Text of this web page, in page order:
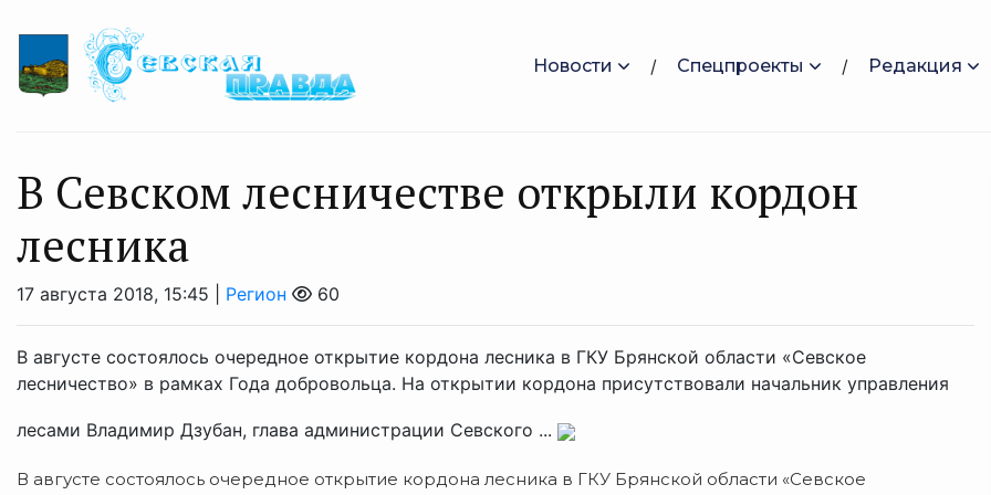
Новости Спецпроекты Редакция
В Севском лесничестве открыли кордон
лесника
17 августа 2018, 15:45 | Регион 60
В августе состоялось очередное открытие кордона лесника в ГКУ Брянской области «Севское
лесничество» в рамках Года добровольца. На открытии кордона присутствовали начальник управления
лесами Владимир Дзубан, глава администрации Севского ...
В августе состоялось очередное открытие кордона лесника в ГКУ Брянской области «Севское